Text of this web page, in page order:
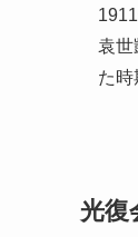
袁
た時
光復